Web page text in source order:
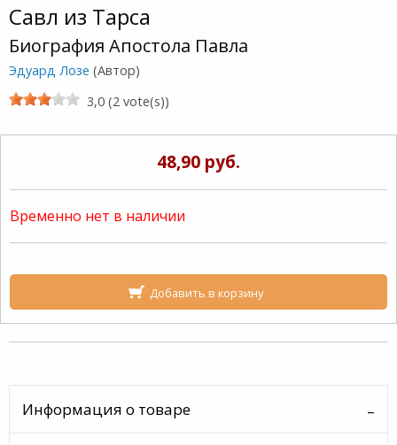
Савл из Тарса
Биография Апостола Павла
Эдуард Лозе (Автор)
3,0 (2 vote(s))
48,90 руб.
Временно нет в наличии
Добавить в корзину
Информация о товаре